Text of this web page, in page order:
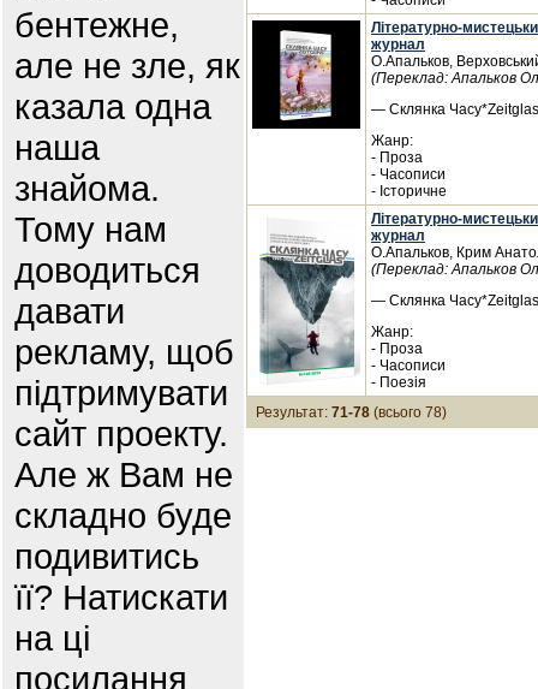
бентежне,
але не зле, як
казала одна
наша
знайома.
Тому нам
доводиться
давати
рекламу, щоб
підтримувати
сайт проекту.
Але ж Вам не
складно буде
подивитись
її? Натискати
на ці
посилання
Літературно-
журнал
О.Апальков,
(Переклад: Апальков
— Склянка
Жанр:
- Проза
- Часописи
- Історичне
Літературно-
журнал
О.Апальков, Крим
(Переклад: Апальков
— Склянка
Жанр:
- Проза
- Часописи
- Поезія
Результат: 71-78 (всього 78)